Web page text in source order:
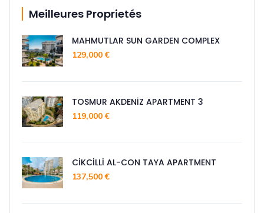
Meilleures Proprietés
MAHMUTLAR SUN GARDEN COMPLEX
129,000 €
TOSMUR AKDENİZ APARTMENT 3
119,000 €
CİKCİLLİ AL-CON TAYA APARTMENT
137,500 €